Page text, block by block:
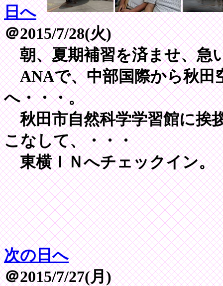
日へ
＠2015/7/28(火)
朝、夏期補習を済ませ、急
ANAで、中部国際から秋田
へ・・・。
秋田市自然科学学習館に挨
こなして、・・・
東横ＩＮへチェックイン。
次の日へ
＠2015/7/27(月)